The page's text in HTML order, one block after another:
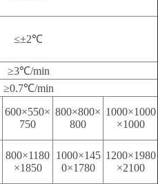
≤±2℃
≥3℃/min
≥0.7℃/min
600×550×
750
800×800×
800
1000×1000
×1000
800×1180
×1850
1000×145
0×1780
1200×1980
×2100